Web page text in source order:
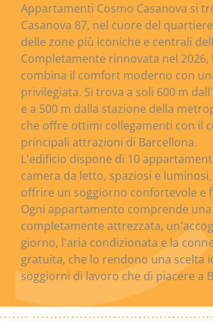
Appartamenti Cosmo Casanova si
Casanova 87, nel cuore del
delle zone più iconiche e centrali
Completamente rinnovata nel
combina il comfort moderno con
privilegiata. Si trova a soli 600 m
e a 500 m dalla stazione della
che offre ottimi collegamenti con il
principali attrazioni di Barcellona.
L'edificio dispone di 10
camera da letto, spaziosi e
offrire un soggiorno confortevole e
Ogni appartamento comprende
completamente attrezzata,
giorno, l'aria condizionata e la
gratuita, che lo rendono una scelta
soggiorni di lavoro che di piacere a